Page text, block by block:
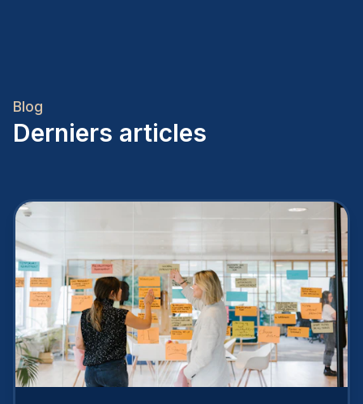
Blog
Derniers articles